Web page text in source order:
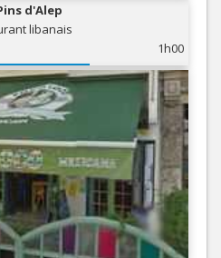
d'Alep
libanais
1h00